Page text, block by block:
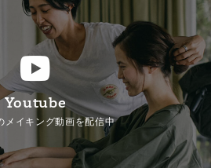
Youtube
メイキング動画を配信中